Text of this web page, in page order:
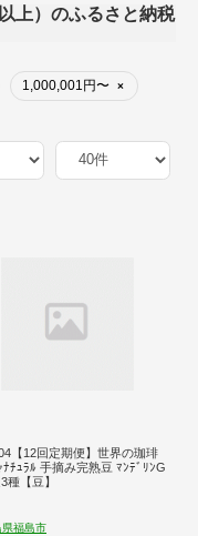
上）のふるさと納税
1,000,001円〜 ×
【12回定期便】世界の珈琲
ﾅﾁｭﾗﾙ 手摘み完熟豆 ﾏﾝﾃﾞﾘﾝG
種【豆】
県福島市